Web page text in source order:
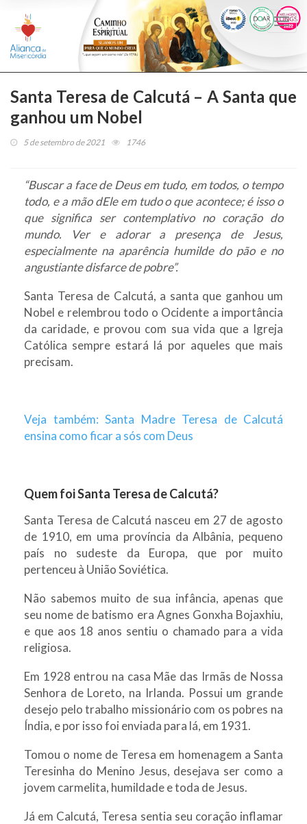
Santa Teresa de Calcutá – A Santa que
ganhou um Nobel
5 de setembro de 2021 1746
“Buscar a face de Deus em tudo, em todos, o tempo
todo, e a mão dEle em tudo o que acontece; é isso o
que significa ser contemplativo no coração do
mundo. Ver e adorar a presença de Jesus,
especialmente na aparência humilde do pão e no
angustiante disfarce de pobre”.
Santa Teresa de Calcutá, a santa que ganhou um
Nobel e relembrou todo o Ocidente a importância
da caridade, e provou com sua vida que a Igreja
Católica sempre estará lá por aqueles que mais
precisam.
Veja também: Santa Madre Teresa de Calcutá
ensina como ficar a sós com Deus
Quem foi Santa Teresa de Calcutá?
Santa Teresa de Calcutá nasceu em 27 de agosto
de 1910, em uma província da Albânia, pequeno
país no sudeste da Europa, que por muito
pertenceu à União Soviética.
Não sabemos muito de sua infância, apenas que
seu nome de batismo era Agnes Gonxha Bojaxhiu,
e que aos 18 anos sentiu o chamado para a vida
religiosa.
Em 1928 entrou na casa Mãe das Irmãs de Nossa
Senhora de Loreto, na Irlanda. Possui um grande
desejo pelo trabalho missionário com os pobres na
Índia, e por isso foi enviada para lá, em 1931.
Tomou o nome de Teresa em homenagem a Santa
Teresinha do Menino Jesus, desejava ser como a
jovem carmelita, humildade e toda de Jesus.
Já em Calcutá, Teresa sentia seu coração inflamar